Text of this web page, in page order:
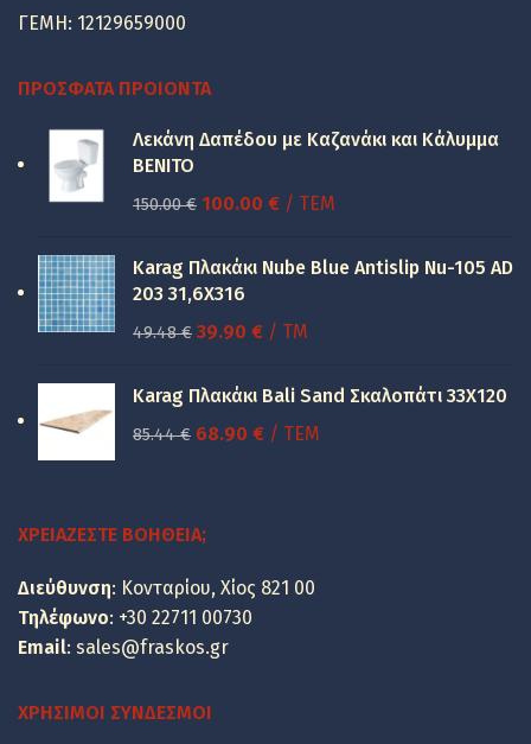
ΓΕΜΗ: 12129659000
ΠΡΌΣΦΑΤΑ ΠΡΟΙΌΝΤΑ
Λεκάνη Δαπέδου με Καζανάκι και Κάλυμμα
BENITO
150.00€ Original
was:
150.00 €.
100.00 €Η
τιμή
100.00 €.
/ ΤΕΜ
Karag Πλακάκι Nube Blue Antislip Nu-105 AD
203 31,6X316
49.48€ Original
was:
39.90 €Η
τιμή
είναι:
39.90 €.
/ TM
Karag Πλακάκι Bali Sand Σκαλοπάτι 33Χ120
85.44€ Original
68.90 €Η/ ΤΕΜ
ΧΡΕΙΆΖΕΣΤΕ ΒΟΉΘΕΙΑ;
Διεύθυνση: Κονταρίου, Χίος 821 00
Τηλέφωνο: +30 22711 00730
Email: sales@fraskos.gr
ΧΡΉΣΙΜΟΙ ΣΎΝΔΕΣΜΟΙ